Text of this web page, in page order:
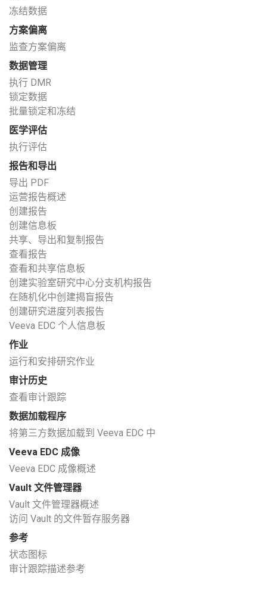
冻结数据
方案偏离
监查方案偏离
数据管理
执行 DMR
锁定数据
批量锁定和冻结
医学评估
执行评估
报告和导出
导出 PDF
运营报告概述
创建报告
创建信息板
共享、导出和复制报告
查看报告
查看和共享信息板
创建实验室研究中心分支机构报告
在随机化中创建揭盲报告
创建研究进度列表报告
Veeva EDC 个人信息板
作业
运行和安排研究作业
审计历史
查看审计跟踪
数据加载程序
将第三方数据加载到 Veeva EDC 中
Veeva EDC 成像
Veeva EDC 成像概述
Vault 文件管理器
Vault 文件管理器概述
访问 Vault 的文件暂存服务器
参考
状态图标
审计跟踪描述参考